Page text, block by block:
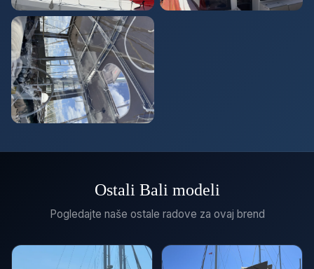
Ostali Bali modeli
Pogledajte naše ostale radove za ovaj brend